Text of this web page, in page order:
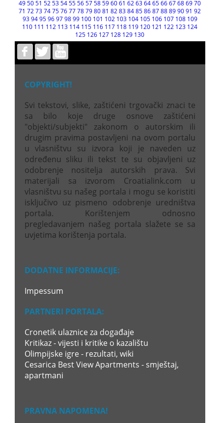
49 50 51 52 53 54 55 56 57 58 59 60 61 62 63 64 65 66 67 68 69 70
71 72 73 74 75 76 77 78 79 80 81 82 83 84 85 86 87 88 89 90 91 92
93949596979899 100 101 102 103 104 105 106 107 108 109
110 111 112 113 114 115 116 117 118 119 120 121 122 123 124
125 126 127 128 129 130
COPYRIGHT!
Svi tekstovi, slike, zaštićeni trgovački znaci te
sa bilo koje druge osnove zaštićeni
"objekti/subjekti" zakonom o autorskim ili
drugim pravima postavljeni na ovom portalu
u vlasništvu su izvora koji je naveden uz
određenu sliku ili tekst te su objavljeni uz
odobrenje nositelja autorskih prava. Svi
materijali sa izvorom Croatialink.com u
vlasništvu su našeg portala i mogu se koristiti
isključivo uz pismeno odobrenje uredništva
portala. Korištenjem odnosno
pregledavanjem našeg portala slažete se sa
uvjetima korištenja portala.
DODATNE INFORMACIJE:
Impessum
PARTNERI PORTALA:
Cronetik ulaznice za događaje
Kritikaz - vijesti i kritike o kazalištu
Olimpijske igre - rezultati, wiki
Cesarica Best View Apartments - smještaj,
apartmani
PRAVNA NAPOMENA!